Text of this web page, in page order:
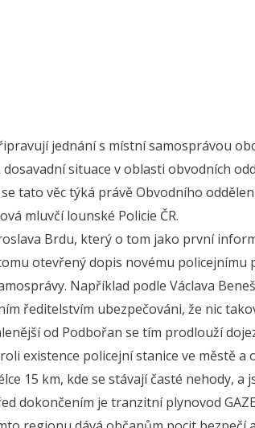
jednání s místní samosprávou
situace v oblasti obvodních
tato věc týká právě Obvodního
mluvčí lounské Policie ČR.
Brdu, který o tom jako první
otevřený dopis novému
Například podle Václava
ředitelstvím ubezpečováni, že nic
od Podbořan se tím prodlouží
existence policejní stanice ve městě a
15 km, kde se stávají časté nehody,
dokončením je tranzitní plynovod